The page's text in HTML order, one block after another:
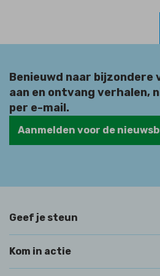
Benieuwd naar bijzondere
aan en ontvang verhalen,
per e-mail.
Aanmelden voor de
Geef je steun
Kom in actie